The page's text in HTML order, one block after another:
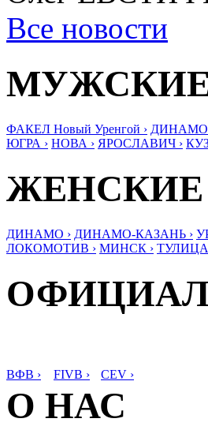
Все новости
ФАКЕЛ Новый Уренгой › ДИНАМО
ЮГРА › НОВА › ЯРОСЛАВИЧ ›
ДИНАМО › ДИНАМО-КАЗАНЬ ›
ЛОКОМОТИВ › МИНСК › ТУЛИЦА
ВФВ › FIVB › CEV ›
О НАС